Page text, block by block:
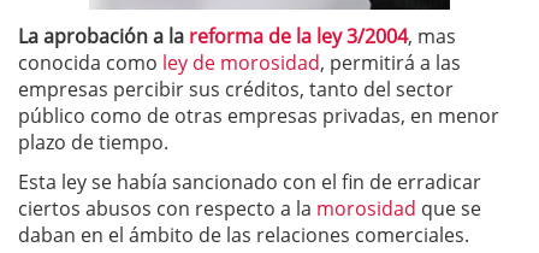
La aprobación a la reforma de la ley 3/2004, mas
conocida como ley de morosidad, permitirá a las
empresas percibir sus créditos, tanto del sector
público como de otras empresas privadas, en menor
plazo de tiempo.
Esta ley se había sancionado con el fin de erradicar
ciertos abusos con respecto a la morosidad que se
daban en el ámbito de las relaciones comerciales.